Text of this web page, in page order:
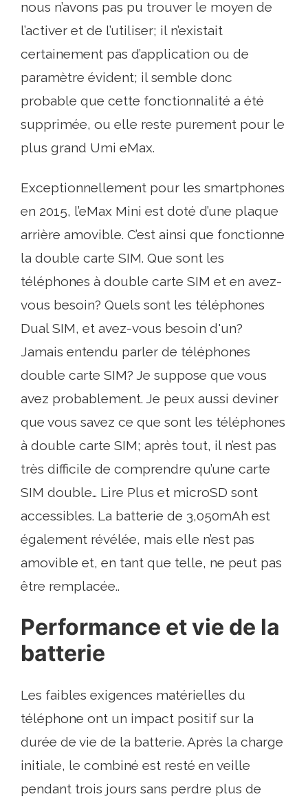
nous n’avons pas pu trouver le moyen de
l’activer et de l’utiliser; il n’existait
certainement pas d’application ou de
paramètre évident; il semble donc
probable que cette fonctionnalité a été
supprimée, ou elle reste purement pour le
plus grand Umi eMax.
Exceptionnellement pour les smartphones
en 2015, l’eMax Mini est doté d’une plaque
arrière amovible. C’est ainsi que fonctionne
la double carte SIM. Que sont les
téléphones à double carte SIM et en avez-
vous besoin? Quels sont les téléphones
Dual SIM, et avez-vous besoin d'un?
Jamais entendu parler de téléphones
double carte SIM? Je suppose que vous
avez probablement. Je peux aussi deviner
que vous savez ce que sont les téléphones
à double carte SIM; après tout, il n’est pas
très difficile de comprendre qu’une carte
SIM double… Lire Plus et microSD sont
accessibles. La batterie de 3,050mAh est
également révélée, mais elle n’est pas
amovible et, en tant que telle, ne peut pas
être remplacée..
Performance et vie de la
batterie
Les faibles exigences matérielles du
téléphone ont un impact positif sur la
durée de vie de la batterie. Après la charge
initiale, le combiné est resté en veille
pendant trois jours sans perdre plus de